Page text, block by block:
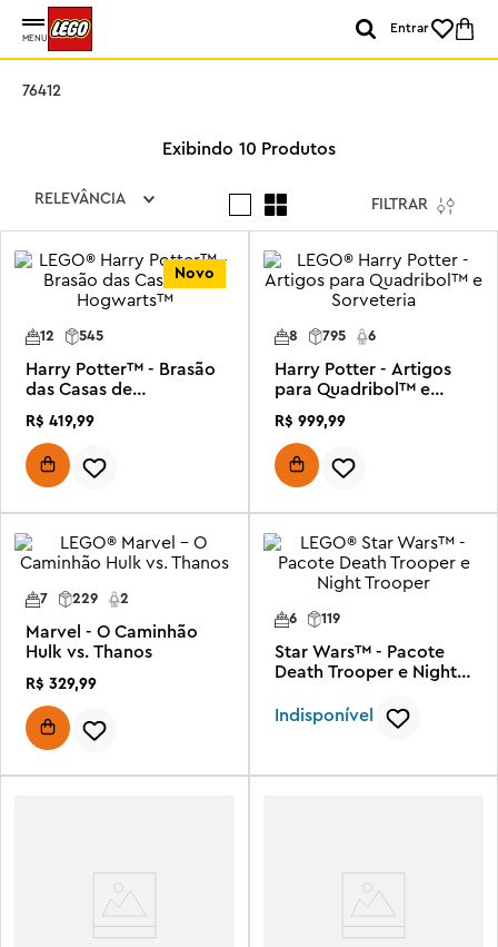
MENU
Entrar
76412
10 Produtos
RELEVÂNCIA FILTRAR
Novo
12 545
Harry Potter™ - Brasão
das Casas de
R$ 419,99
6
795
8
Harry Potter - Artigos
para Quadribol™ e
R$ 999,99
2
7 229
Marvel - O Caminhão
Hulk vs. Thanos
R$ 329,99
6 119
Star Wars™ - Pacote
Death Trooper e Night
Indisponível